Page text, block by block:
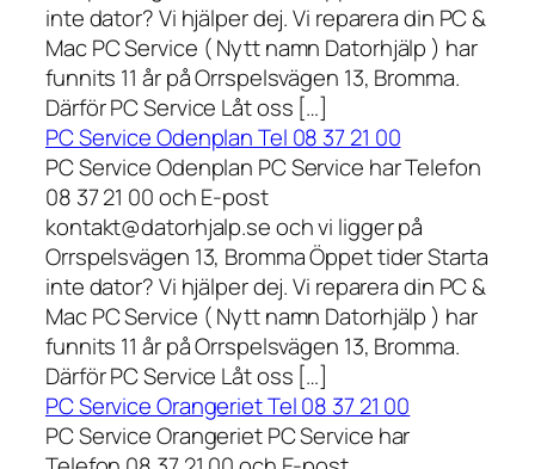
inte dator? Vi hjälper dej. Vi reparera din PC &
Mac PC Service ( Nytt namn Datorhjälp ) har
funnits 11 år på Orrspelsvägen 13, Bromma.
Därför PC Service Låt oss […]
PC Service Odenplan Tel 08 37 21 00
PC Service Odenplan PC Service har Telefon
08 37 21 00 och E-post
kontakt@datorhjalp.se och vi ligger på
Orrspelsvägen 13, Bromma Öppet tider Starta
inte dator? Vi hjälper dej. Vi reparera din PC &
Mac PC Service ( Nytt namn Datorhjälp ) har
funnits 11 år på Orrspelsvägen 13, Bromma.
Därför PC Service Låt oss […]
PC Service Orangeriet Tel 08 37 21 00
PC Service Orangeriet PC Service har